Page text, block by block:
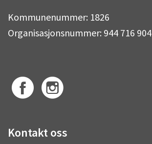
Kommunenummer: 1826
Organisasjonsnummer: 944 716 904
F
I
Kontakt oss